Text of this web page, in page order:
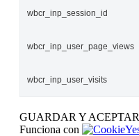
wbcr_inp_session_id
wbcr_inp_user_page_views
wbcr_inp_user_visits
GUARDAR Y ACEPTAR
Funciona con